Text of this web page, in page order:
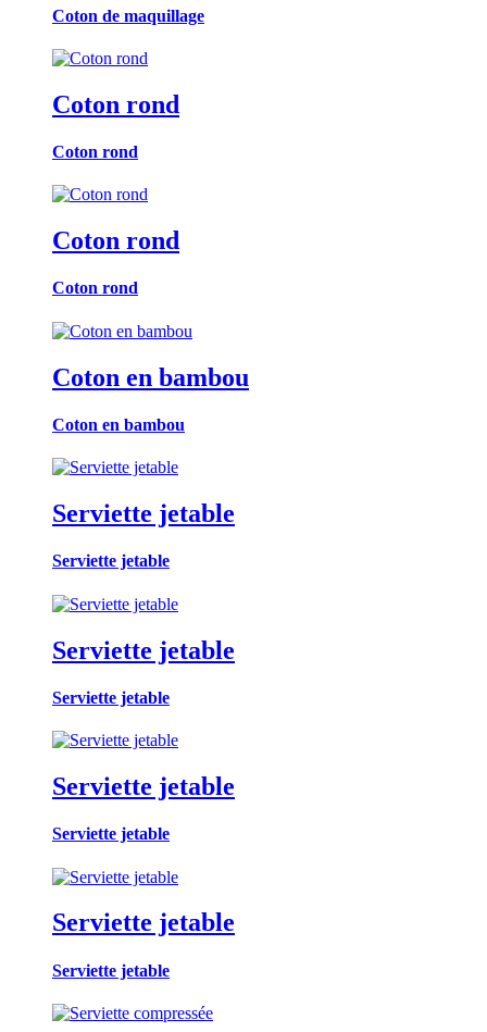
Coton de maquillage
Coton rond
Coton rond
Coton rond
Coton rond
Coton en bambou
Coton en bambou
Serviette jetable
Serviette jetable
Serviette jetable
Serviette jetable
Serviette jetable
Serviette jetable
Serviette jetable
Serviette jetable